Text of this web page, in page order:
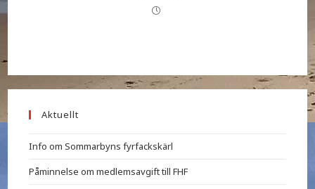
Aktuellt
Info om Sommarbyns fyrfackskärl
Påminnelse om medlemsavgift till FHF